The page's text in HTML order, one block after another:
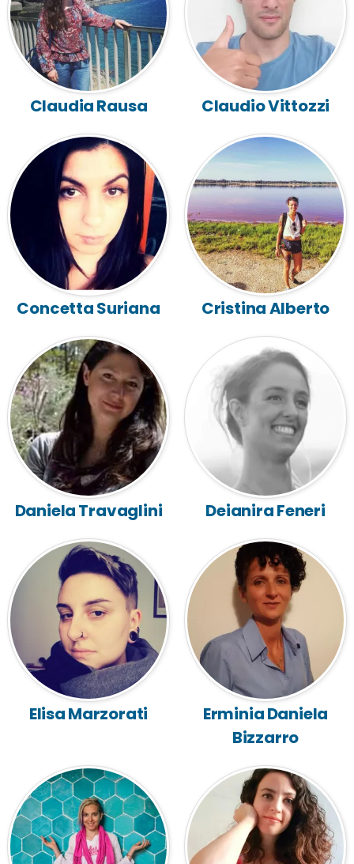
Claudia Rausa Claudio Vittozzi
Concetta Suriana Cristina Alberto
Daniela Travaglini Deianira Feneri
Elisa Marzorati
Erminia Daniela
Bizzarro